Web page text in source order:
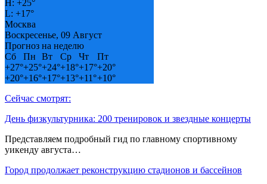
H: +25°
L: +17°
Москва
Воскресенье, 09 Август
Прогноз на неделю
Сб
Пн Вт Ср Чт
Пт
+27°+25°+24°+18°+17°+20°
+20°+16°+17°+13°+11°+10°
Сейчас смотрят:
День физкультурника: 200 тренировок и звездные концерты
Представляем подробный гид по главному спортивному
уикенду августа…
Город продолжает реконструкцию стадионов и бассейнов